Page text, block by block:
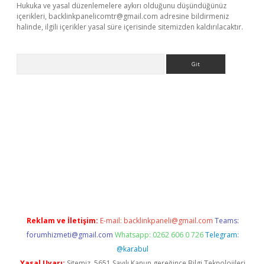
Hukuka ve yasal düzenlemelere aykırı olduğunu düşündüğünüz
içerikleri, backlinkpanelicomtr@gmail.com adresine bildirmeniz
halinde, ilgili içerikler yasal süre içerisinde sitemizden kaldırılacaktır.
Reklam ve İletişim: E-mail: backlinkpaneli@gmail.com Teams:
forumhizmeti@gmail.com Whatsapp: 0262 606 0 726 Telegram:
@karabul